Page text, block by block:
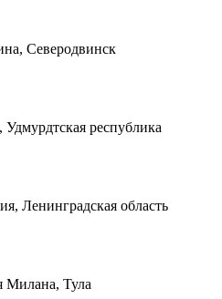
Северодвинск
республика
Ленинградская область
Милана, Тула